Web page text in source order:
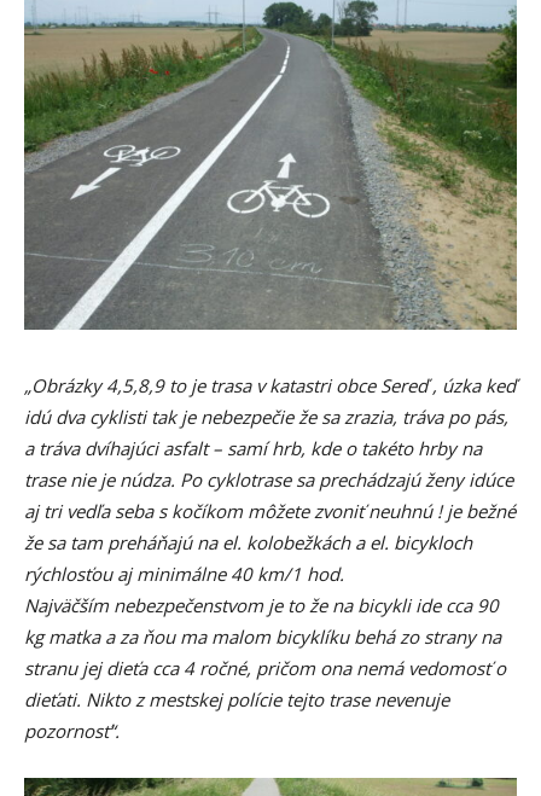
„Obrázky 4,5,8,9 to je trasa v katastri obce Sereď , úzka keď
idú dva cyklisti tak je nebezpečie že sa zrazia, tráva po pás,
a tráva dvíhajúci asfalt – samí hrb, kde o takéto hrby na
trase nie je núdza. Po cyklotrase sa prechádzajú ženy idúce
aj tri vedľa seba s kočíkom môžete zvoniť neuhnú ! je bežné
že sa tam preháňajú na el. kolobežkách a el. bicykloch
rýchlosťou aj minimálne 40 km/1 hod.
Najväčším nebezpečenstvom je to že na bicykli ide cca 90
kg matka a za ňou ma malom bicyklíku behá zo strany na
stranu jej dieťa cca 4 ročné, pričom ona nemá vedomosť o
dieťati. Nikto z mestskej polície tejto trase nevenuje
pozornosť“.